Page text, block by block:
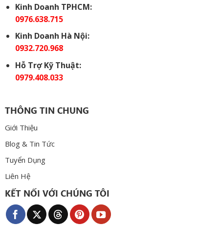
Kinh Doanh TPHCM:
0976.638.715
Kinh Doanh Hà Nội:
0932.720.968
Hỗ Trợ Kỹ Thuật:
0979.408.033
THÔNG TIN CHUNG
Giới Thiệu
Blog & Tin Tức
Tuyển Dụng
Liên Hệ
KẾT NỐI VỚI CHÚNG TÔI